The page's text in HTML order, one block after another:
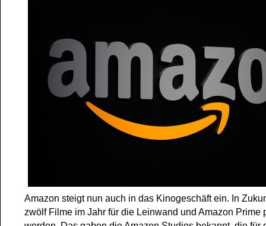
Amazon steigt nun auch in das Kinogeschäft ein. In
zwölf Filme im Jahr für die Leinwand und Amazon Prime